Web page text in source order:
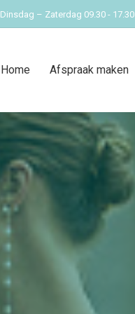
Dinsdag – Zaterdag 09.30 - 17.30
Home Afspraak maken